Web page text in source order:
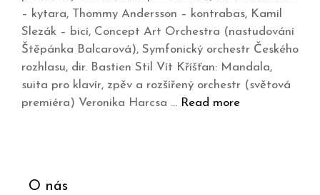
– kytara, Thommy Andersson – kontrabas, Kamil
Slezák – bicí, Concept Art Orchestra (nastudování
Štěpánka Balcarová), Symfonický orchestr Českého
rozhlasu, dir. Bastien Stil Vít Kříšťan: Mandala,
suita pro klavír, zpěv a rozšířený orchestr (světová
premiéra) Veronika Harcsa … Read more
O nás